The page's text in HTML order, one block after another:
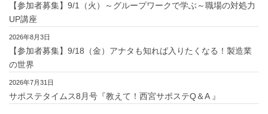
【参加者募集】9/1（火）～グループワークで学ぶ～職場の対処力
UP講座
2026年8月3日
【参加者募集】9/18（金）アナタも知れば入りたくなる！製造業
の世界
2026年7月31日
サポステタイムス8月号『教えて！西宮サポステQ＆A 』